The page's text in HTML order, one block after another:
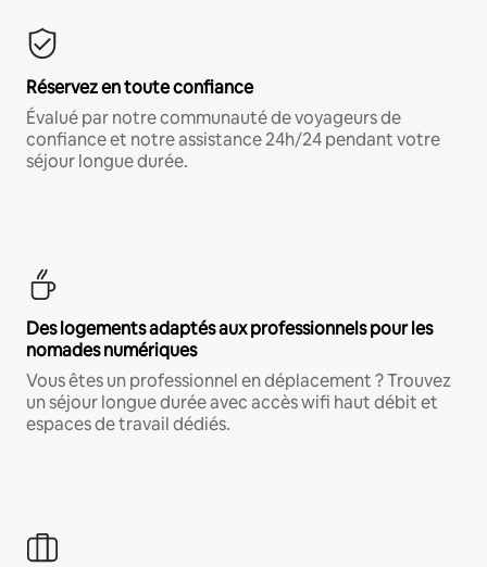
Réservez en toute confiance
Évalué par notre communauté de voyageurs de
confiance et notre assistance 24h/24 pendant votre
séjour longue durée.
Des logements adaptés aux professionnels pour les
nomades numériques
Vous êtes un professionnel en déplacement ? Trouvez
un séjour longue durée avec accès wifi haut débit et
espaces de travail dédiés.